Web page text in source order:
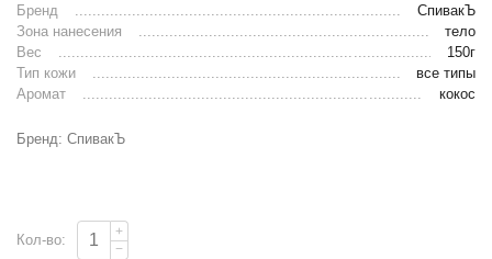
Бренд
СпивакЪ
Зона нанесения
тело
Вес
150г
Тип кожи
все типы
Аромат
кокос
Бренд: СпивакЪ
Кол-во:
+
−